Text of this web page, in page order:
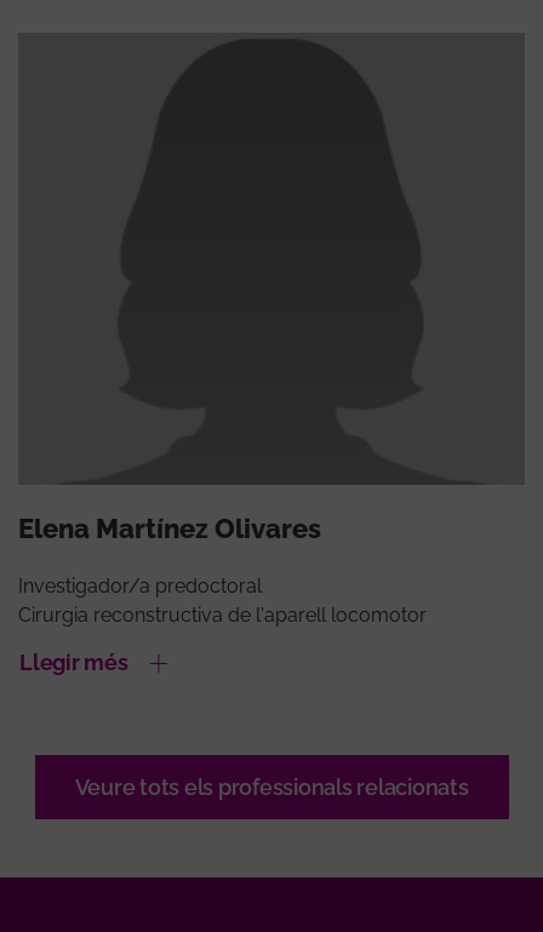
Elena Martínez Olivares
Investigador/a predoctoral
Cirurgia reconstructiva de l'aparell locomotor
Llegir més
Veure tots els professionals relacionats